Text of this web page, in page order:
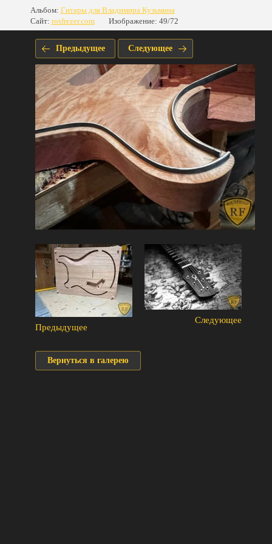
Альбом: Гитары для Владимира Кузьмина
Сайт: rosfrezer.com Изображение: 49/72
Предыдущее Следующее
Предыдущее
Следующее
Вернуться в галерею